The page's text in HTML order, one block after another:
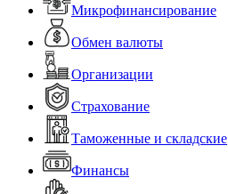
Микрофинансирование
Обмен валюты
Организации
Страхование
Таможенные и складские
Финансы